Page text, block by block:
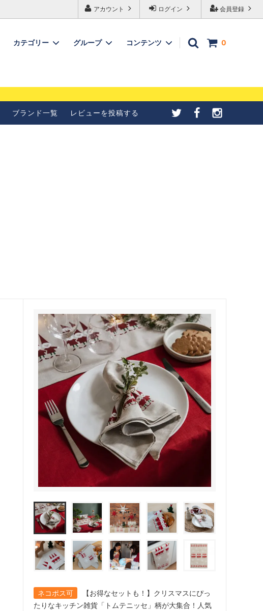
会員登録
ログイン
アカウント
0
カテゴリー グループ コンテンツ
ブランド一覧 レビューを投稿する
ネコポス可
【お得なセットも！】クリスマスにぴっ
たりなキッチン雑貨「トムテニッセ」柄が大集合！人気